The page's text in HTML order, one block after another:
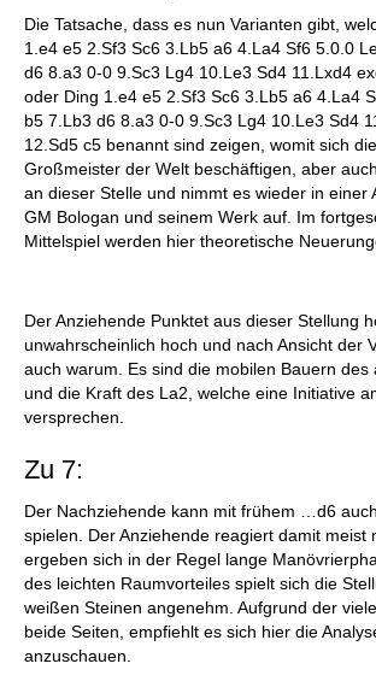
Die Tatsache, dass es nun Varianten gibt,
1.e4 e5 2.Sf3 Sc6 3.Lb5 a6 4.La4 Sf6 5.0.0
d6 8.a3 0-0 9.Sc3 Lg4 10.Le3 Sd4 11.Lxd4
oder Ding 1.e4 e5 2.Sf3 Sc6 3.Lb5 a6 4.La4
b5 7.Lb3 d6 8.a3 0-0 9.Sc3 Lg4 10.Le3 Sd4
12.Sd5 c5 benannt sind zeigen, womit sich
Großmeister der Welt beschäftigen, aber
an dieser Stelle und nimmt es wieder in einer
GM Bologan und seinem Werk auf. Im
Mittelspiel werden hier theoretische
Der Anziehende Punktet aus dieser Stellung
unwahrscheinlich hoch und nach Ansicht der
auch warum. Es sind die mobilen Bauern des
und die Kraft des La2, welche eine Initiative
versprechen.
Zu 7:
Der Nachziehende kann mit frühem …d6
spielen. Der Anziehende reagiert damit meist
ergeben sich in der Regel lange
des leichten Raumvorteiles spielt sich die
weißen Steinen angenehm. Aufgrund der
beide Seiten, empfiehlt es sich hier die
anzuschauen.